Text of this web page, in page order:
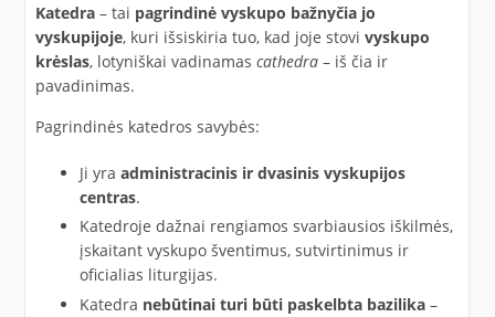
Katedra– tai pagrindinė vyskupo bažnyčia jo
vyskupijoje, kuri išsiskiria tuo, kad joje stovi vyskupo
krėslas, lotyniškai vadinamas cathedra– iš čia ir
pavadinimas.
Pagrindinės katedros savybės:
Ji yra administracinis ir dvasinis vyskupijos
centras.
Katedroje dažnai rengiamos svarbiausios iškilmės,
įskaitant vyskupo šventimus, sutvirtinimus ir
oficialias liturgijas.
Katedra nebūtinai turi būti paskelbta bazilika–